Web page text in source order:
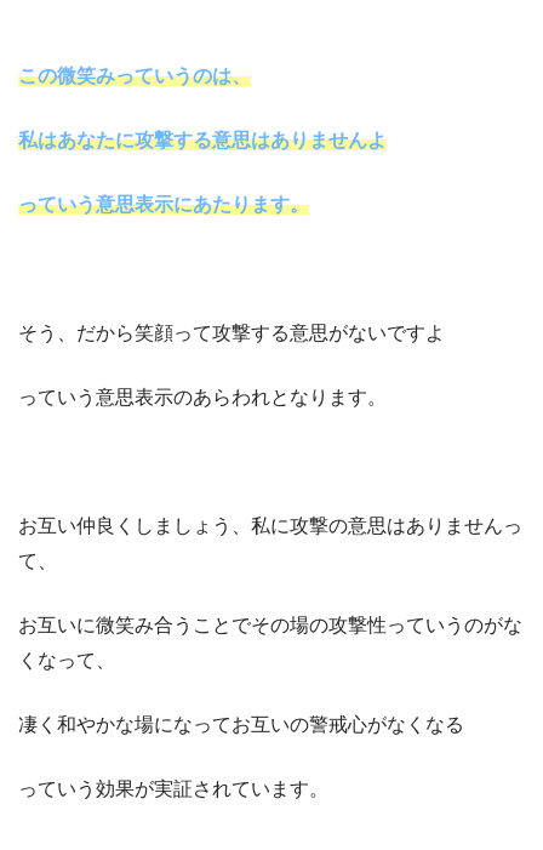
この微笑みっていうのは、
私はあなたに攻撃する意思はありませんよ
っていう意思表示にあたります。
そう、だから笑顔って攻撃する意思がないですよ
っていう意思表示のあらわれとなります。
お互い仲良くしましょう、私に攻撃の意思はありませんっ
て、
お互いに微笑み合うことでその場の攻撃性っていうのがな
くなって、
凄く和やかな場になってお互いの警戒心がなくなる
っていう効果が実証されています。